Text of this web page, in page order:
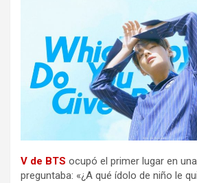
V de BTS ocupó el primer lugar en
preguntaba: «¿A qué ídolo de niño le